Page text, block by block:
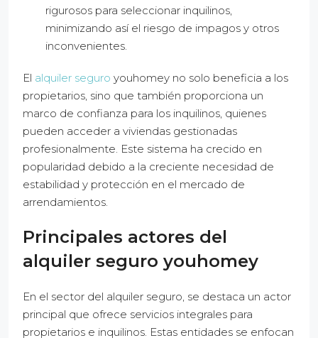
rigurosos para seleccionar inquilinos,
minimizando así el riesgo de impagos y otros
inconvenientes.
El alquiler seguro youhomey no solo beneficia a los
propietarios, sino que también proporciona un
marco de confianza para los inquilinos, quienes
pueden acceder a viviendas gestionadas
profesionalmente. Este sistema ha crecido en
popularidad debido a la creciente necesidad de
estabilidad y protección en el mercado de
arrendamientos.
Principales actores del
alquiler seguro youhomey
En el sector del alquiler seguro, se destaca un actor
principal que ofrece servicios integrales para
propietarios e inquilinos. Estas entidades se enfocan